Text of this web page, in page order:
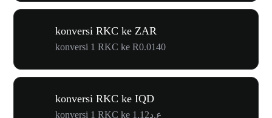
konversi RKC ke ZAR
konversi 1 RKC ke R0.0140
konversi RKC ke IQD
konversi 1 RKC ke ع.د1.12